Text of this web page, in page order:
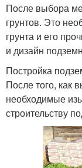
После выбора
грунтов. Это
грунта и его
и дизайн
Постройка
После того, как
необходимые
строительству